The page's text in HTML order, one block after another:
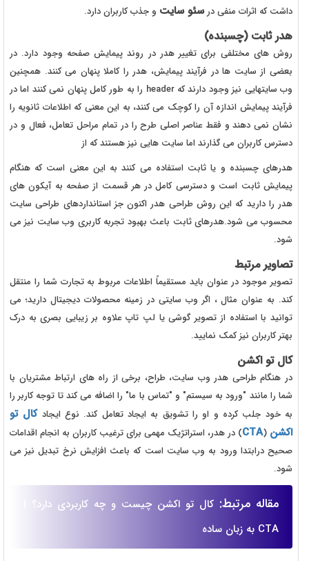
داشت که اثرات منفی درسئو سایت و جذب کاربران دارد.
هدر ثابت (چسبنده)
روش های مختلفی برای تغییر هدر در روند پیمایش صفحه وجود دارد. در
بعضی از سایت ها در فرآیند پیمایش، هدر را کاملا پنهان می کنند. همچنین
وب سایتهایی نیز وجود دارند که header را به طور کامل پنهان نمی کنند اما در
فرآیند پیمایش اندازه آن را کوچک می کنند، به این معنی که اطلاعات ثانویه را
نشان نمی دهند و فقط عناصر اصلی طرح را در تمام مراحل تعامل، فعال و در
دسترس کاربران می گذارند اما سایت هایی نیز هستند که از
هدرهای چسبنده و یا ثابت استفاده می کنند به این معنی است که هنگام
پیمایش ثابت است و دسترسی کامل در هر قسمت از صفحه به آیکون های
هدر را دارید که این روش طراحی هدر اکنون جز استانداردهای طراحی سایت
محسوب می شود.هدرهای ثابت باعث بهبود تجربه کاربری وب سایت نیز می
شود.
تصاویر مرتبط
تصویر موجود در عنوان باید مستقیماً اطلاعات مربوط به تجارت شما را منتقل
کند. به عنوان مثال ، اگر وب سایتی در زمینه محصولات دیجیتال دارید؛ می
توانید با استفاده از تصویر گوشی یا لپ تاپ علاوه بر زیبایی بصری به درک
بهتر کاربران نیز کمک نمایید.
کال تو اکشن
در هنگام طراحی هدر وب سایت، طراح، برخی از راه های ارتباط مشتریان با
شما را مانند "ورود به سیستم" و "تماس با ما" را اضافه می کند تا توجه کاربر را
به خود جلب کرده و او را تشویق به ایجاد تعامل کند. نوع ایجادکال تو
اکشن (
CTA) در هدر، استراتژیک مهمی برای ترغیب کاربران به انجام اقدامات
صحیح درابتدا ورود به وب سایت است که باعث افزایش نرخ تبدیل نیز می
شود.
مقاله مرتبط: کال تو اکشن چیست و چه کاربردی دارد؟ |
CTA به زبان ساده